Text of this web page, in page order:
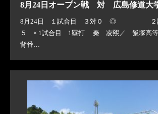
8月24日オープン戦 対 広島修道大
8月24日 １試合目 ３対０ ◎ ２試
５ × 1試合目 1塁打 秦 凌煕／ 飯塚高等
背番…